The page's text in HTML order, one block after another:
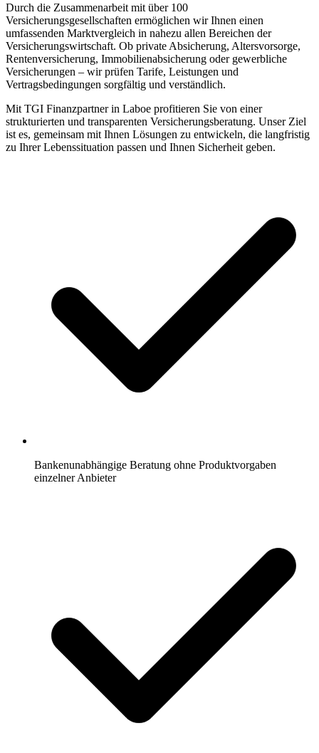
Durch die Zusammenarbeit mit über 100
Versicherungsgesellschaften ermöglichen wir Ihnen einen
umfassenden Marktvergleich in nahezu allen Bereichen der
Versicherungswirtschaft. Ob private Absicherung, Altersvorsorge,
Rentenversicherung, Immobilienabsicherung oder gewerbliche
Versicherungen – wir prüfen Tarife, Leistungen und
Vertragsbedingungen sorgfältig und verständlich.
Mit TGI Finanzpartner in Laboe profitieren Sie von einer
strukturierten und transparenten Versicherungsberatung. Unser Ziel
ist es, gemeinsam mit Ihnen Lösungen zu entwickeln, die langfristig
zu Ihrer Lebenssituation passen und Ihnen Sicherheit geben.
Bankenunabhängige Beratung ohne Produktvorgaben
einzelner Anbieter